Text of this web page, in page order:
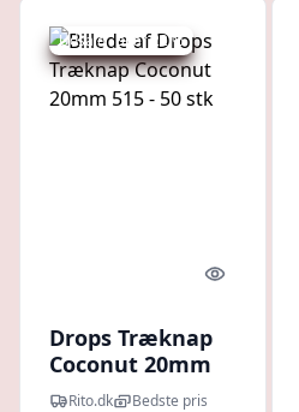
Udsalg - spar 22 %
Quick look
Drops Træknap
Coconut 20mm
515 - 50 stk
Rito.dk Bedste pris